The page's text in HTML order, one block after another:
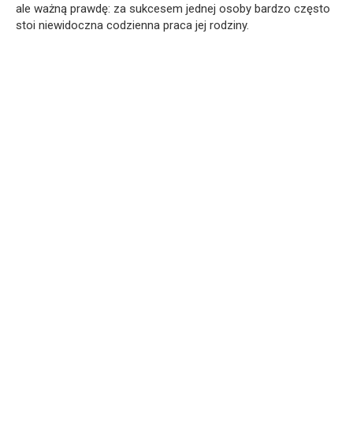
ale ważną prawdę: za sukcesem jednej osoby bardzo często
stoi niewidoczna codzienna praca jej rodziny.